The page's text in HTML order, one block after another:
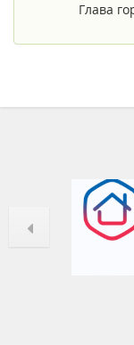
Глава